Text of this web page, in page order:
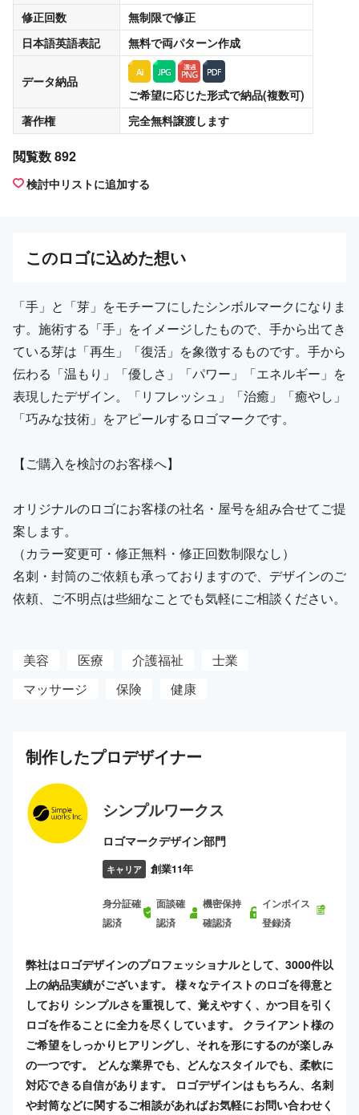
修正回数
無制限で修正
日本語英語表記
無料で両パターン作成
データ納品
ご希望に応じた形式で納品(複数可)
著作権
完全無料譲渡します
閲覧数 892
検討中リストに追加する
このロゴに込めた想い
「手」と「芽」をモチーフにしたシンボルマークになりま
す。施術する「手」をイメージしたもので、手から出てき
ている芽は「再生」「復活」を象徴するものです。手から
伝わる「温もり」「優しさ」「パワー」「エネルギー」を
表現したデザイン。「リフレッシュ」「治癒」「癒やし」
「巧みな技術」をアピールするロゴマークです。
【ご購入を検討のお客様へ】
オリジナルのロゴにお客様の社名・屋号を組み合せてご提
案します。
（カラー変更可・修正無料・修正回数制限なし）
名刺・封筒のご依頼も承っておりますので、デザインのご
依頼、ご不明点は些細なことでも気軽にご相談ください。
美容 医療 介護福祉
士業
マッサージ
保険 健康
制作したプロデザイナー
シンプルワークス
ロゴマークデザイン部門
キャリア 創業11年
身分証確
認済
面談確
認済
機密保持
確認済
インボイス
登録済
弊社はロゴデザインのプロフェッショナルとして、3000件以
上の納品実績がございます。 様々なテイストのロゴを得意と
しており シンプルさを重視して、覚えやすく、かつ目を引く
ロゴを作ることに全力を尽くしています。 クライアント様の
ご希望をしっかりヒアリングし、それを形にするのが楽しみ
の一つです。 どんな業界でも、どんなスタイルでも、柔軟に
対応できる自信があります。 ロゴデザインはもちろん、名刺
や封筒などに関するご相談があればお気軽にお問い合わせく